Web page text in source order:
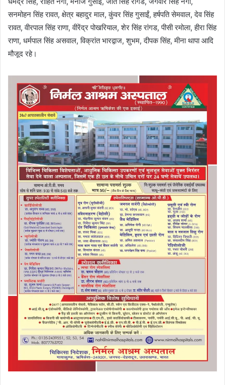
सनमोहन सिंह रावत, क्षेत्र बहादुर माल, कुंवर सिंह गुसाईं, हर्षपति सेमवाल, देव सिंह
रावत, वीरपाल सिंह राणा, वीरेंद्र पोखरियाल, शेर सिंह रांगड, पीसी रमोला, हीरा सिंह
राणा, धर्मपाल सिंह असवाल, विक्रांत भारद्वाज, शुभम, दीपक सिंह, मीना थापा आदि
मौजूद रहे।